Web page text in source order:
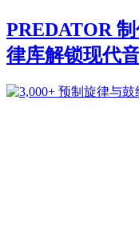
PREDATOR
律库解锁现代